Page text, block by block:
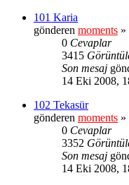
101 Karia
gönderen moments »
0 Cevaplar
3415
Son mesaj
14 Eki 2008,
102 Tekasür
gönderen moments »
0 Cevaplar
3352
Son mesaj
14 Eki 2008,